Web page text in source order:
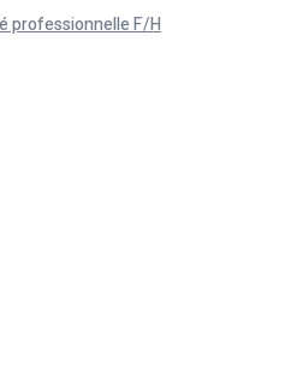
professionnelle F/H